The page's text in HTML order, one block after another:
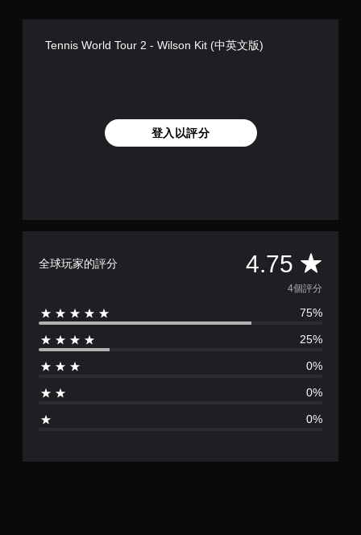
Tennis World Tour 2 - Wilson Kit (中英文版)
登入以評分
全球玩家的評分 4.75 平
均
評
分
4
7
4個評分
75%
25%
0%
0%
0%